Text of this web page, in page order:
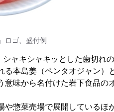
ロゴ、盛付例
ャキシャキッとした歯切れ
本島姜（ペンタオジャン）
味から名付けた岩下食品の
惣菜売場で展開しているほ